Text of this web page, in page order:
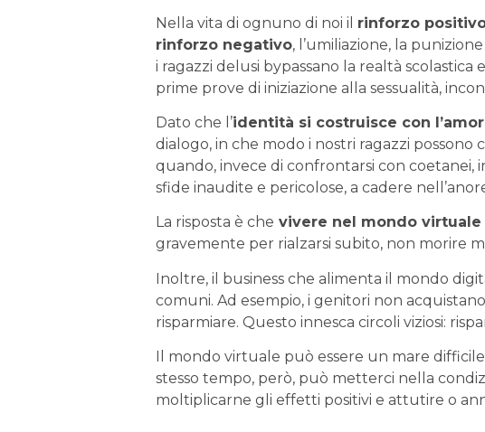
Nella vita di ognuno di noi il rinforzo
rinforzo negativo, l’umiliazione, la
i ragazzi delusi bypassano la realtà
prime prove di iniziazione alla sessualità,
Dato che l’identità si costruisce con
dialogo, in che modo i nostri ragazzi possono
quando, invece di confrontarsi con coetanei,
sfide inaudite e pericolose, a cadere
La risposta è che vivere nel mondo
gravemente per rialzarsi subito, non morire
Inoltre, il business che alimenta il mondo
comuni. Ad esempio, i genitori non
risparmiare. Questo innesca circoli viziosi:
Il mondo virtuale può essere un mare
stesso tempo, però, può metterci nella
moltiplicarne gli effetti positivi e attutire o